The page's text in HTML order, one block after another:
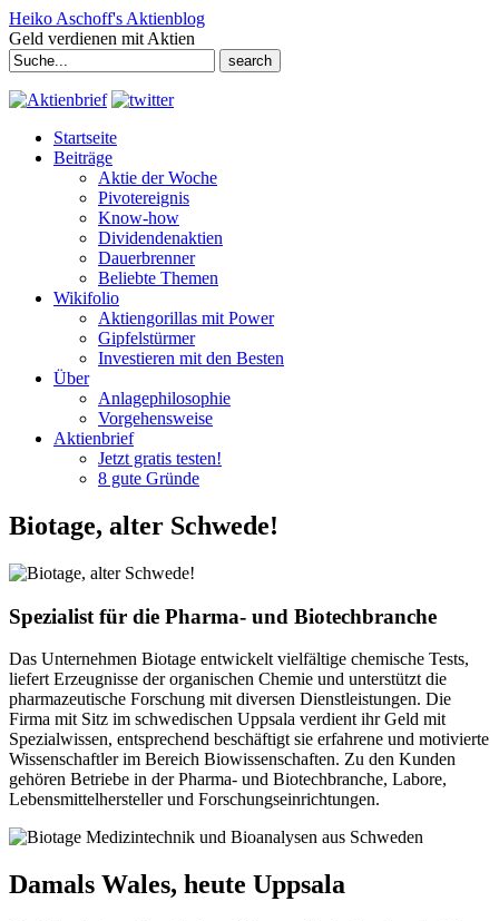
Heiko Aschoff's Aktienblog
Geld verdienen mit Aktien
Search
for:
Startseite
Beiträge
Aktie der Woche
Pivotereignis
Know-how
Dividendenaktien
Dauerbrenner
Beliebte Themen
Wikifolio
Aktiengorillas mit Power
Gipfelstürmer
Investieren mit den Besten
Über
Anlagephilosophie
Vorgehensweise
Aktienbrief
Jetzt gratis testen!
8 gute Gründe
Biotage, alter Schwede!
Spezialist für die Pharma- und Biotechbranche
Das Unternehmen Biotage entwickelt vielfältige chemische Tests,
liefert Erzeugnisse der organischen Chemie und unterstützt die
pharmazeutische Forschung mit diversen Dienstleistungen. Die
Firma mit Sitz im schwedischen Uppsala verdient ihr Geld mit
Spezialwissen, entsprechend beschäftigt sie erfahrene und motivierte
Wissenschaftler im Bereich Biowissenschaften. Zu den Kunden
gehören Betriebe in der Pharma- und Biotechbranche, Labore,
Lebensmittelhersteller und Forschungseinrichtungen.
Damals Wales, heute Uppsala